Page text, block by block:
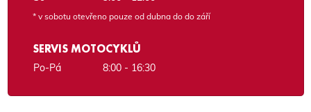
* v sobotu otevřeno pouze od dubna do do září
SERVIS MOTOCYKLŮ
Po-Pá 8:00 - 16:30